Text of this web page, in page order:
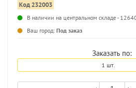
Код 232003
В наличии на центральном складе -
Ваш город: Под заказ
Заказать по:
1 шт.